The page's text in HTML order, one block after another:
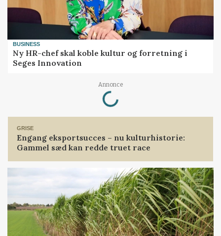
BUSINESS
Ny HR-chef skal koble kultur og forretning i
Seges Innovation
Annonce
Loading...
GRISE
Engang eksportsucces – nu kulturhistorie:
Gammel sæd kan redde truet race